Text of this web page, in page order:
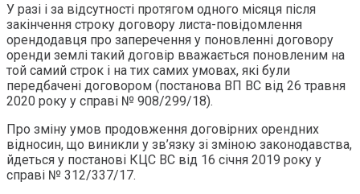
У разі і за відсутності протягом одного місяця після
закінчення строку договору листа-повідомлення
орендодавця про заперечення у поновленні договору
оренди землі такий договір вважається поновленим на
той самий строк і на тих самих умовах, які були
передбачені договором (постанова ВП ВС від 26 травня
2020 року у справі № 908/299/18).
Про зміну умов продовження договірних орендних
відносин, що виникли у зв’язку зі зміною законодавства,
йдеться у постанові КЦС ВС від 16 січня 2019 року у
справі № 312/337/17.